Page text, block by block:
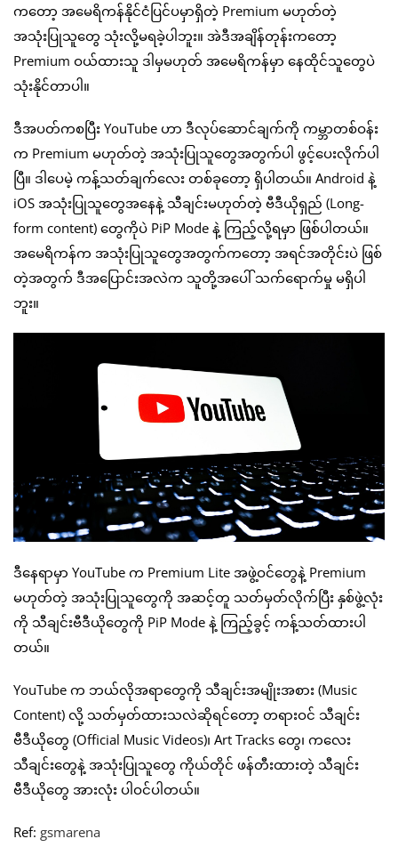
ကတော့ အမေရိကန်နိုင်ငံပြင်ပမှာရှိတဲ့ Premium မဟုတ်တဲ့
အသုံးပြုသူတွေ သုံးလို့မရခဲ့ပါဘူး။ အဲဒီအချိန်တုန်းကတော့
Premium ဝယ်ထားသူ ဒါမှမဟုတ် အမေရိကန်မှာ နေထိုင်သူတွေပဲ
သုံးနိုင်တာပါ။
ဒီအပတ်ကစပြီး YouTube ဟာ ဒီလုပ်ဆောင်ချက်ကို ကမ္ဘာတစ်ဝန်း
က Premium မဟုတ်တဲ့ အသုံးပြုသူတွေအတွက်ပါ ဖွင့်ပေးလိုက်ပါ
ပြီ။ ဒါပေမဲ့ ကန့်သတ်ချက်လေး တစ်ခုတော့ ရှိပါတယ်။ Android နဲ့
iOS အသုံးပြုသူတွေအနေနဲ့ သီချင်းမဟုတ်တဲ့ ဗီဒီယိုရှည် (Long-
form content) တွေကိုပဲ PiP Mode နဲ့ ကြည့်လို့ရမှာ ဖြစ်ပါတယ်။
အမေရိကန်က အသုံးပြုသူတွေအတွက်ကတော့ အရင်အတိုင်းပဲ ဖြစ်
တဲ့အတွက် ဒီအပြောင်းအလဲက သူတို့အပေါ် သက်ရောက်မှု မရှိပါ
ဘူး။
ဒီနေရာမှာ YouTube က Premium Lite အဖွဲ့ဝင်တွေနဲ့ Premium
မဟုတ်တဲ့ အသုံးပြုသူတွေကို အဆင့်တူ သတ်မှတ်လိုက်ပြီး နှစ်ဖွဲ့လုံး
ကို သီချင်းဗီဒီယိုတွေကို PiP Mode နဲ့ ကြည့်ခွင့် ကန့်သတ်ထားပါ
တယ်။
YouTube က ဘယ်လိုအရာတွေကို သီချင်းအမျိုးအစား (Music
Content) လို့ သတ်မှတ်ထားသလဲဆိုရင်တော့ တရားဝင် သီချင်း
ဗီဒီယိုတွေ (Official Music Videos)၊ Art Tracks တွေ၊ ကလေး
သီချင်းတွေနဲ့ အသုံးပြုသူတွေ ကိုယ်တိုင် ဖန်တီးထားတဲ့ သီချင်း
ဗီဒီယိုတွေ အားလုံး ပါဝင်ပါတယ်။
Ref: gsmarena